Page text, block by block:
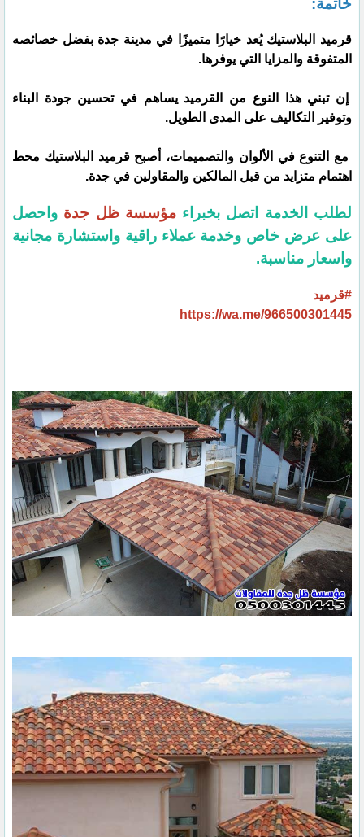
قرميد البلاستيك يُعد خيارًا متميزًا في مدينة جدة بفضل خصائصه
المتفوقة والمزايا التي يوفرها.
إن تبني هذا النوع من القرميد يساهم في تحسين جودة البناء
وتوفير التكاليف على المدى الطويل.
مع التنوع في الألوان والتصميمات، أصبح قرميد البلاستيك محط
اهتمام متزايد من قبل المالكين والمقاولين في جدة.
لطلب الخدمة اتصل بخبراءمؤسسة ظل جدة واحصل
على عرض خاص وخدمة عملاء راقية واستشارة مجانية
واسعار مناسبة.
#قرميد
https://wa.me/966500301445